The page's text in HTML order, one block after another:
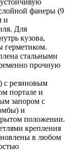
фанеры (9
и
Для
кузова,
герметиком.
стальными
прочную
резиновым
портале и
запором с
и
положении.
крепления
в любом